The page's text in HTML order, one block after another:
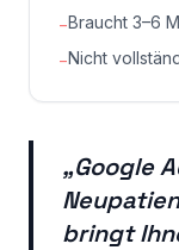
−Braucht 3–6
−Nicht
„Google
bringt